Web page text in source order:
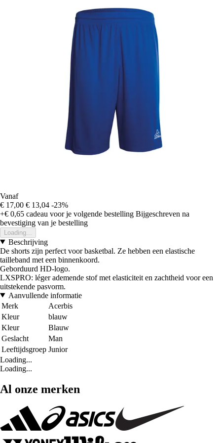
Vanaf
€ 17,00 € 13,04 -23%
+€ 0,65 cadeau voor je volgende bestelling Bijgeschreven na
bevestiging van je bestelling
Loading...
Beschrijving
De shorts zijn perfect voor basketbal. Ze hebben een elastische
tailleband met een binnenkoord.
Geborduurd HD-logo.
LXSPRO: léger ademende stof met elasticiteit en zachtheid voor een
uitstekende pasvorm.
Aanvullende informatie
Merk
Acerbis
Kleur
blauw
Kleur
Blauw
Geslacht
Man
Leeftijdsgroep Junior
Loading...
Loading...
Al onze merken